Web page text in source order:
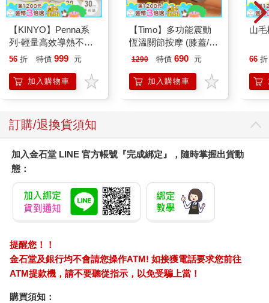
【KINYO】Penna系
列-輕量高效導熱不沾
平煎鍋30cm
56 折 特價 999 元
加入購物車
【Timo】多功能震動
恆溫關節按摩 (膝蓋/
肩/手肘通用) 無線充電
膝熱敷 【單入組】
1290 特價 690 元
加入購物車
山
66 折
訂購/退換貨須知
加入金石堂 LINE 官方帳號『完成綁定』，隨時掌握出貨動
態：
提醒您！！
金石堂及銀行均不會請您操作ATM! 如接獲電話要求您前往
ATM提款機，請不要聽從指示，以免受騙上當！
購買須知：